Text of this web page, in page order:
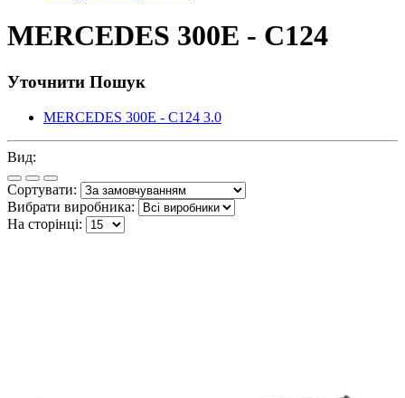
MERCEDES 300E - C124
Уточнити Пошук
MERCEDES 300E - C124 3.0
Вид:
Сортувати:
Вибрати виробника:
На сторінці: